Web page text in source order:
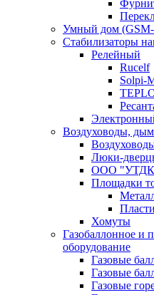
Умный дом (GSM-
Cтабилизаторы
Релейный
Rucelf
Solpi-
Воздуховоды,
Люки-
ООО
Площадки
Хомуты
Газобаллонное и
оборудование
Газовые
Газовые
Газовые